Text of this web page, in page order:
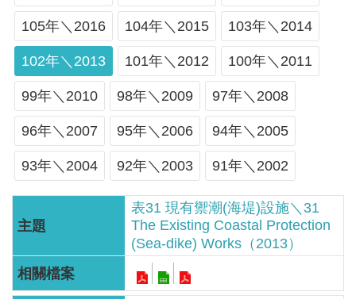
業
務
主
軸
最
新
情
公
告
105年＼2016 104年＼2015 103年＼2014
102年＼2013 101年＼2012 100年＼2011
99年＼2010 98年＼2009 97年＼2008
96年＼2007 95年＼2006 94年＼2005
93年＼2004 92年＼2003 91年＼2002
表31 現有禦潮(海堤)設施＼31
The Existing Coastal Protection
(Sea-dike) Works（2013）